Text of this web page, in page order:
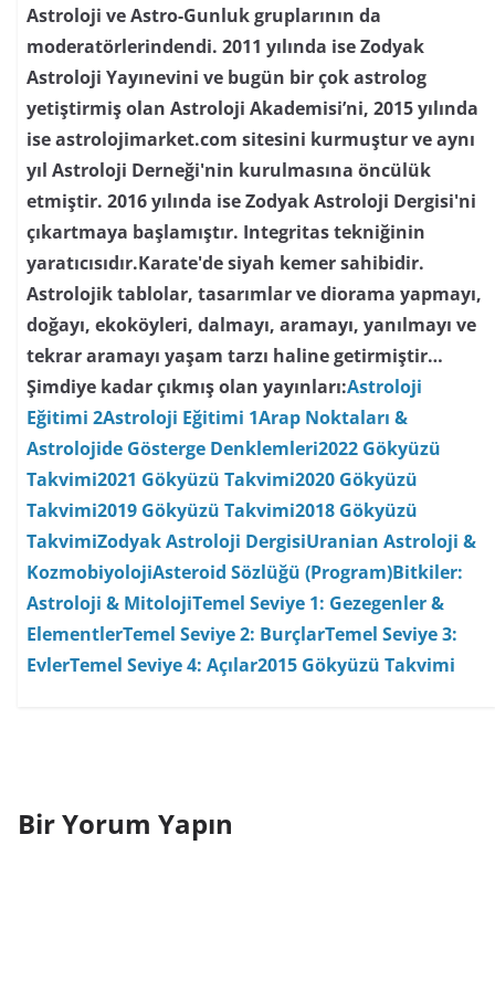
Astroloji ve Astro-Gunluk gruplarının da
moderatörlerindendi. 2011 yılında ise Zodyak
Astroloji Yayınevini ve bugün bir çok astrolog
yetiştirmiş olan Astroloji Akademisi’ni, 2015 yılında
ise astrolojimarket.com sitesini kurmuştur ve aynı
yıl Astroloji Derneği'nin kurulmasına öncülük
etmiştir. 2016 yılında ise Zodyak Astroloji Dergisi'ni
çıkartmaya başlamıştır. Integritas tekniğinin
yaratıcısıdır.Karate'de siyah kemer sahibidir.
Astrolojik tablolar, tasarımlar ve diorama yapmayı,
doğayı, ekoköyleri, dalmayı, aramayı, yanılmayı ve
tekrar aramayı yaşam tarzı haline getirmiştir…
Şimdiye kadar çıkmış olan yayınları:Astroloji
Eğitimi 2Astroloji Eğitimi 1Arap Noktaları &
Astrolojide Gösterge Denklemleri2022 Gökyüzü
Takvimi2021 Gökyüzü Takvimi2020 Gökyüzü
Takvimi2019 Gökyüzü Takvimi2018 Gökyüzü
TakvimiZodyak Astroloji DergisiUranian Astroloji &
KozmobiyolojiAsteroid Sözlüğü (Program)Bitkiler:
Astroloji & MitolojiTemel Seviye 1: Gezegenler &
ElementlerTemel Seviye 2: BurçlarTemel Seviye 3:
EvlerTemel Seviye 4: Açılar2015 Gökyüzü Takvimi
Bir Yorum Yapın